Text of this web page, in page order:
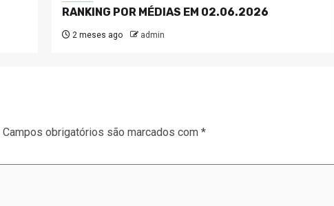
RANKING POR MÉDIAS EM 02.06.2026
2 meses ago admin
Campos obrigatórios são marcados com *